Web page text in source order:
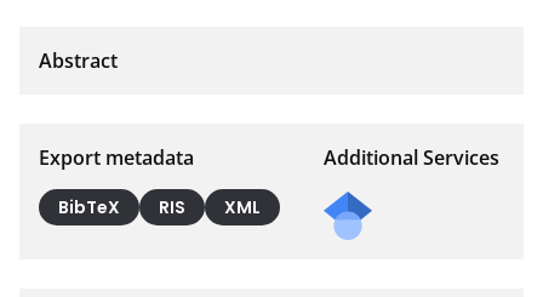
Export metadata
BibTeX RIS XML
Additional Services